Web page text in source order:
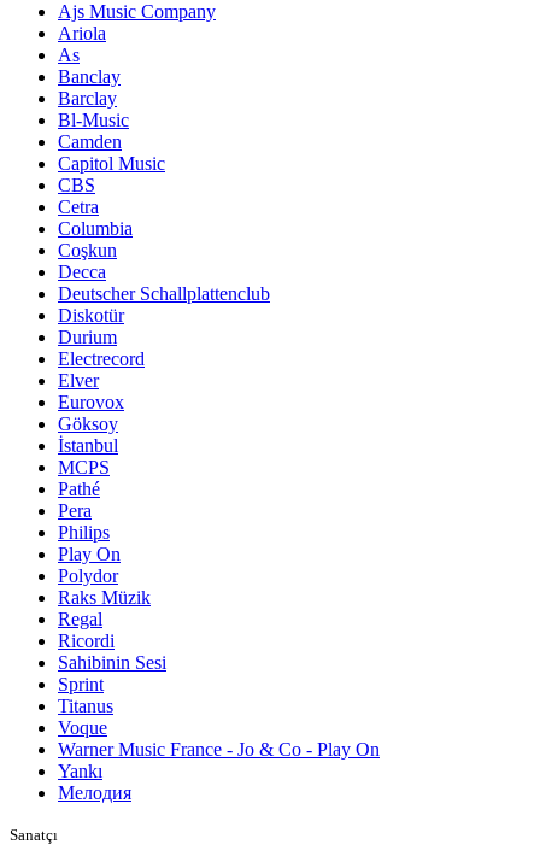
Ajs Music Company
Ariola
As
Banclay
Barclay
Bl-Music
Camden
Capitol Music
CBS
Cetra
Columbia
Coşkun
Decca
Deutscher Schallplattenclub
Diskotür
Durium
Electrecord
Elver
Eurovox
Göksoy
İstanbul
MCPS
Pathé
Pera
Philips
Play On
Polydor
Raks Müzik
Regal
Ricordi
Sahibinin Sesi
Sprint
Titanus
Voque
Warner Music France - Jo & Co - Play On
Yankı
Мелодия
Sanatçı